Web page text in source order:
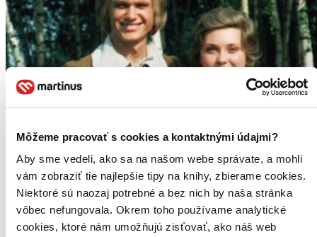
Môžeme pracovať s cookies a kontaktnými údajmi?
Aby sme vedeli, ako sa na našom webe správate, a mohli
vám zobraziť tie najlepšie tipy na knihy, zbierame cookies.
Niektoré sú naozaj potrebné a bez nich by naša stránka
vôbec nefungovala. Okrem toho používame analytické
cookies, ktoré nám umožňujú zisťovať, ako náš web